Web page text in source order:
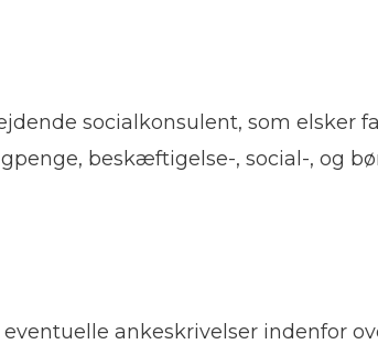
socialkonsulent, som elsker
beskæftigelse-, social-, og
ankeskrivelser indenfor